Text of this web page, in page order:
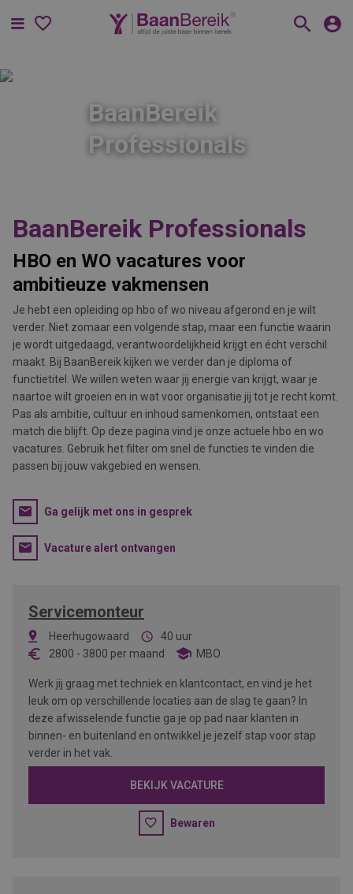
Menu
BaanBereik
Professionals
BaanBereik Professionals
HBO en WO vacatures voor
ambitieuze vakmensen
Je hebt een opleiding op hbo of wo niveau afgerond en je wilt
verder. Niet zomaar een volgende stap, maar een functie waarin
je wordt uitgedaagd, verantwoordelijkheid krijgt en écht verschil
maakt. Bij BaanBereik kijken we verder dan je diploma of
functietitel. We willen weten waar jij energie van krijgt, waar je
naartoe wilt groeien en in wat voor organisatie jij tot je recht komt.
Pas als ambitie, cultuur en inhoud samenkomen, ontstaat een
match die blijft. Op deze pagina vind je onze actuele hbo en wo
vacatures. Gebruik het filter om snel de functies te vinden die
passen bij jouw vakgebied en wensen.
Ga gelijk met ons in gesprek
Vacature alert ontvangen
Servicemonteur
Heerhugowaard
40 uur
2800 - 3800 per maand MBO
Werk jij graag met techniek en klantcontact, en vind je het
leuk om op verschillende locaties aan de slag te gaan? In
deze afwisselende functie ga je op pad naar klanten in
binnen- en buitenland en ontwikkel je jezelf stap voor stap
verder in het vak.
BEKIJK VACATURE
Bewaren